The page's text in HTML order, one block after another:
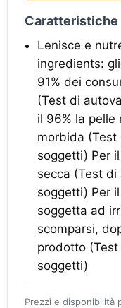
Caratteristiche
Lenisce e
ingredients:
91% dei
(Test di
il 96% la pelle
morbida
soggetti) Per
secca (Test
soggetti) Per
soggetta ad
scomparsi,
prodotto
soggetti)
Prezzi e disponibilità